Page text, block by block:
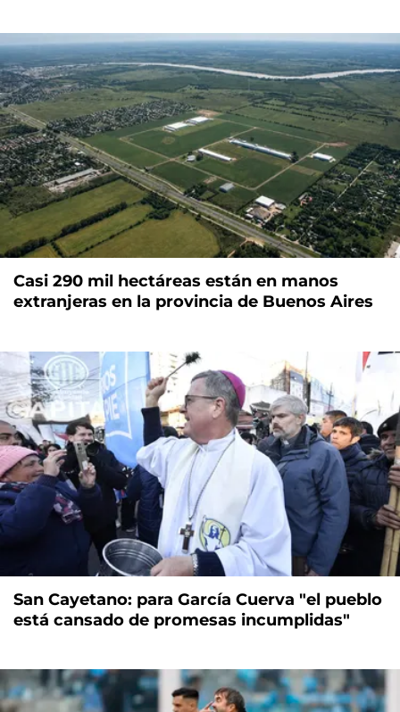
Casi 290 mil hectáreas están en manos
extranjeras en la provincia de Buenos Aires
San Cayetano: para García Cuerva "el pueblo
está cansado de promesas incumplidas"